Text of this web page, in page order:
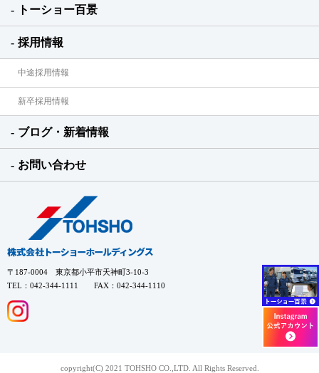
トーショー百景
採用情報
中途採用情報
新卒採用情報
ブログ・新着情報
お問い合わせ
〒187-0004 東京都小平市天神町3-10-3
TEL：042-344-1111 FAX：042-344-1110
copyright(C) 2021 TOHSHO CO.,LTD. All Rights Reserved.